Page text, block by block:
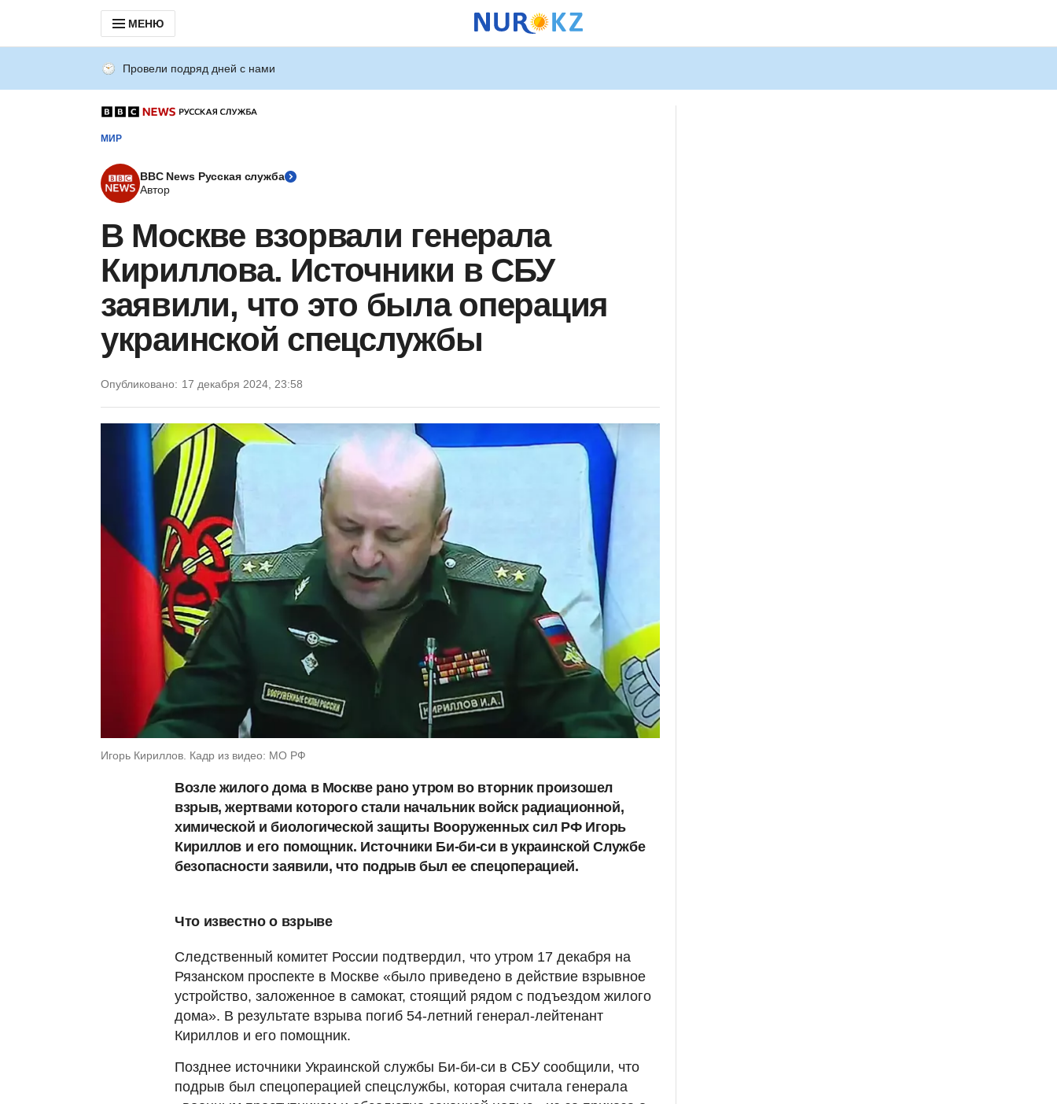
МЕНЮ
Провели подряд дней с нами
МИР
BBC News Русская служба
Автор
В Москве взорвали генерала
Кириллова. Источники в СБУ
заявили, что это была операция
украинской спецслужбы
Опубликовано: 17 декабря 2024, 23:58
Игорь Кириллов. Кадр из видео: МО РФ
Возле жилого дома в Москве рано утром во вторник произошел
взрыв, жертвами которого стали начальник войск радиационной,
химической и биологической защиты Вооруженных сил РФ Игорь
Кириллов и его помощник. Источники Би-би-си в украинской Службе
безопасности заявили, что подрыв был ее спецоперацией.
Что известно о взрыве
Следственный комитет России подтвердил, что утром 17 декабря на
Рязанском проспекте в Москве «было приведено в действие взрывное
устройство, заложенное в самокат, стоящий рядом с подъездом жилого
дома». В результате взрыва погиб 54-летний генерал-лейтенант
Кириллов и его помощник.
Позднее источники Украинской службы Би-би-си в СБУ сообщили, что
подрыв был спецоперацией спецслужбы, которая считала генерала